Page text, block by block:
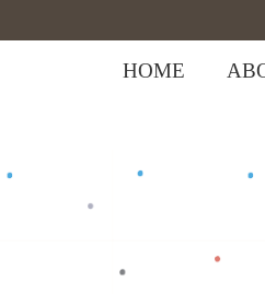
HOME
Shop> ,